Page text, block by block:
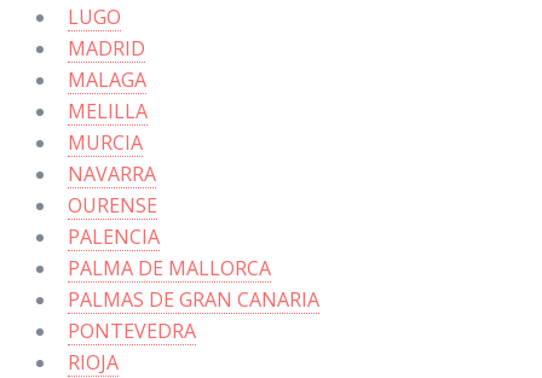
LUGO
MADRID
MALAGA
MELILLA
MURCIA
NAVARRA
OURENSE
PALENCIA
PALMA DE MALLORCA
PALMAS DE GRAN CANARIA
PONTEVEDRA
RIOJA